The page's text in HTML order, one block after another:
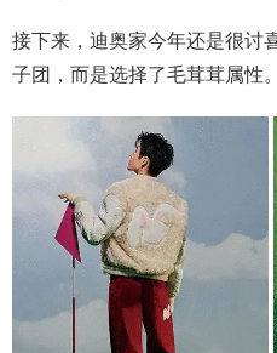
接下来，迪奥家今年还是很讨
子团，而是选择了毛茸茸属性。